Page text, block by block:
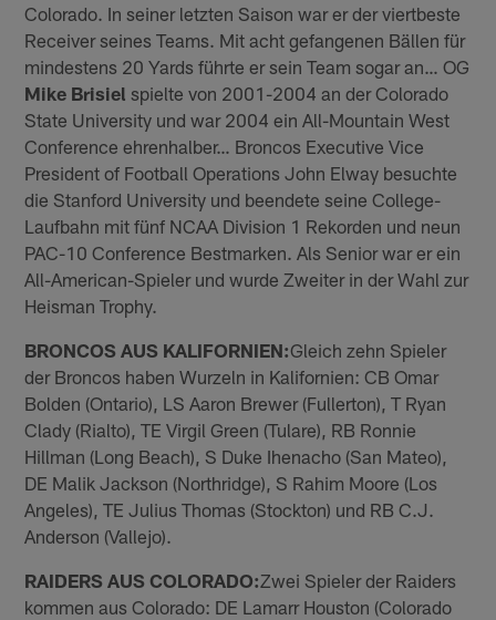
Colorado. In seiner letzten Saison war er der viertbeste
Receiver seines Teams. Mit acht gefangenen Bällen für
mindestens 20 Yards führte er sein Team sogar an… OG
Mike Brisiel spielte von 2001-2004 an der Colorado
State University und war 2004 ein All-Mountain West
Conference ehrenhalber… Broncos Executive Vice
President of Football Operations John Elway besuchte
die Stanford University und beendete seine College-
Laufbahn mit fünf NCAA Division 1 Rekorden und neun
PAC-10 Conference Bestmarken. Als Senior war er ein
All-American-Spieler und wurde Zweiter in der Wahl zur
Heisman Trophy.
BRONCOS AUS KALIFORNIEN:Gleich zehn Spieler
der Broncos haben Wurzeln in Kalifornien: CB Omar
Bolden (Ontario), LS Aaron Brewer (Fullerton), T Ryan
Clady (Rialto), TE Virgil Green (Tulare), RB Ronnie
Hillman (Long Beach), S Duke Ihenacho (San Mateo),
DE Malik Jackson (Northridge), S Rahim Moore (Los
Angeles), TE Julius Thomas (Stockton) und RB C.J.
Anderson (Vallejo).
RAIDERS AUS COLORADO:Zwei Spieler der Raiders
kommen aus Colorado: DE Lamarr Houston (Colorado